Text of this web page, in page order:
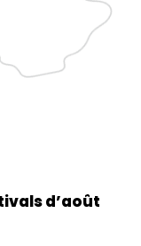
d’août